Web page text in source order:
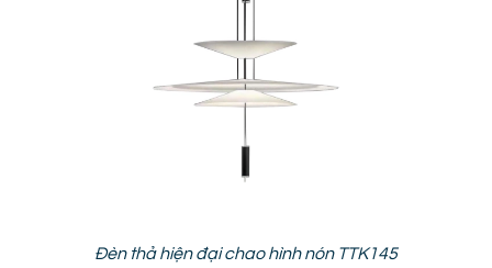
Đèn thả hiện đại chao hình nón TTK145